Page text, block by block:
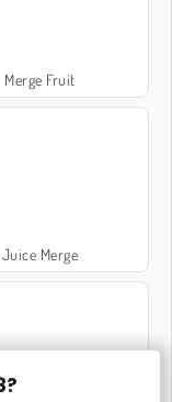
Merge Fruit
Juice Merge